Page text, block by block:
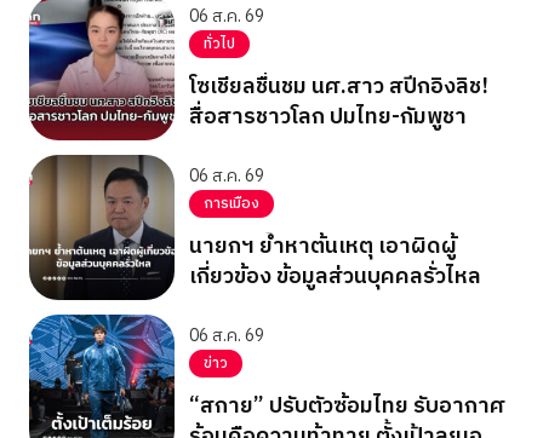
06 ส.ค. 69
ทั่วไป
โซเชียลชื่นชม นศ.สาว สปีกอิงลิช!
สื่อสารชาวโลก ปมไทย-กัมพูชา
06 ส.ค. 69
การเมือง
นายกฯ ย้ำหาต้นเหตุ เอาผิดผู้
เกี่ยวข้อง ข้อมูลส่วนบุคคลรั่วไหล
06 ส.ค. 69
ข่าว
“สกาย” ปรับตัวซ้อมไทย รับอากาศ